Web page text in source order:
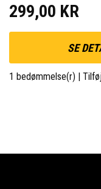
299,00 KR
SE
1 bedømmelse(r) |